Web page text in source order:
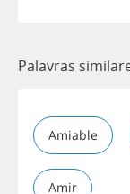
Palavras
Amiable
Amir